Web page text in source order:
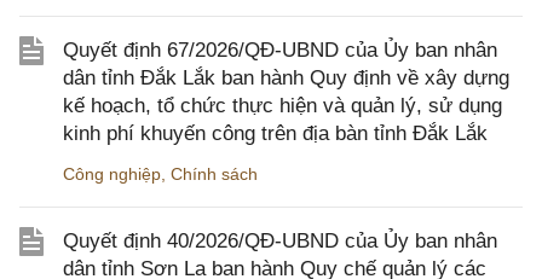
Quyết định 67/2026/QĐ-UBND của Ủy ban nhân
dân tỉnh Đắk Lắk ban hành Quy định về xây dựng
kế hoạch, tổ chức thực hiện và quản lý, sử dụng
kinh phí khuyến công trên địa bàn tỉnh Đắk Lắk
Công nghiệp Chính sách
Quyết định 40/2026/QĐ-UBND của Ủy ban nhân
dân tỉnh Sơn La ban hành Quy chế quản lý các